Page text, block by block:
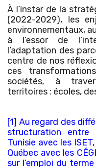
À l’instar de la
(2022-2029), les
environnementaux,
à l’essor de
l’adaptation des
centre de nos
ces
sociétés, à
territoires : écoles,
[1] Au regard des
structuration entre
Tunisie avec les
Québec avec les
sur l’emploi du